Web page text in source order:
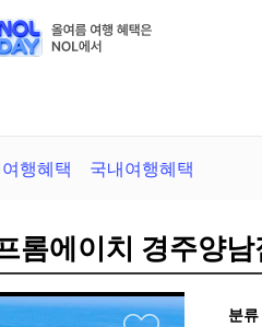
행혜택 국내여행혜택
롬에이치 경주양남
분류